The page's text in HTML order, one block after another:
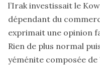
l’Irak investissait le
dépendant du
exprimait une opinion
Rien de plus normal
yéménite composée